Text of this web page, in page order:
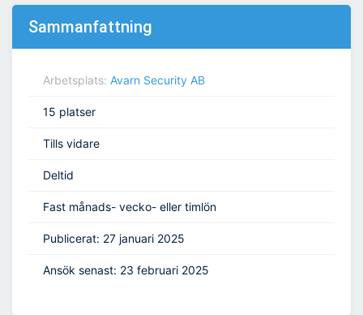
Sammanfattning
Arbetsplats: Avarn Security AB
15 platser
Tills vidare
Deltid
Fast månads- vecko- eller timlön
Publicerat: 27 januari 2025
Ansök senast: 23 februari 2025